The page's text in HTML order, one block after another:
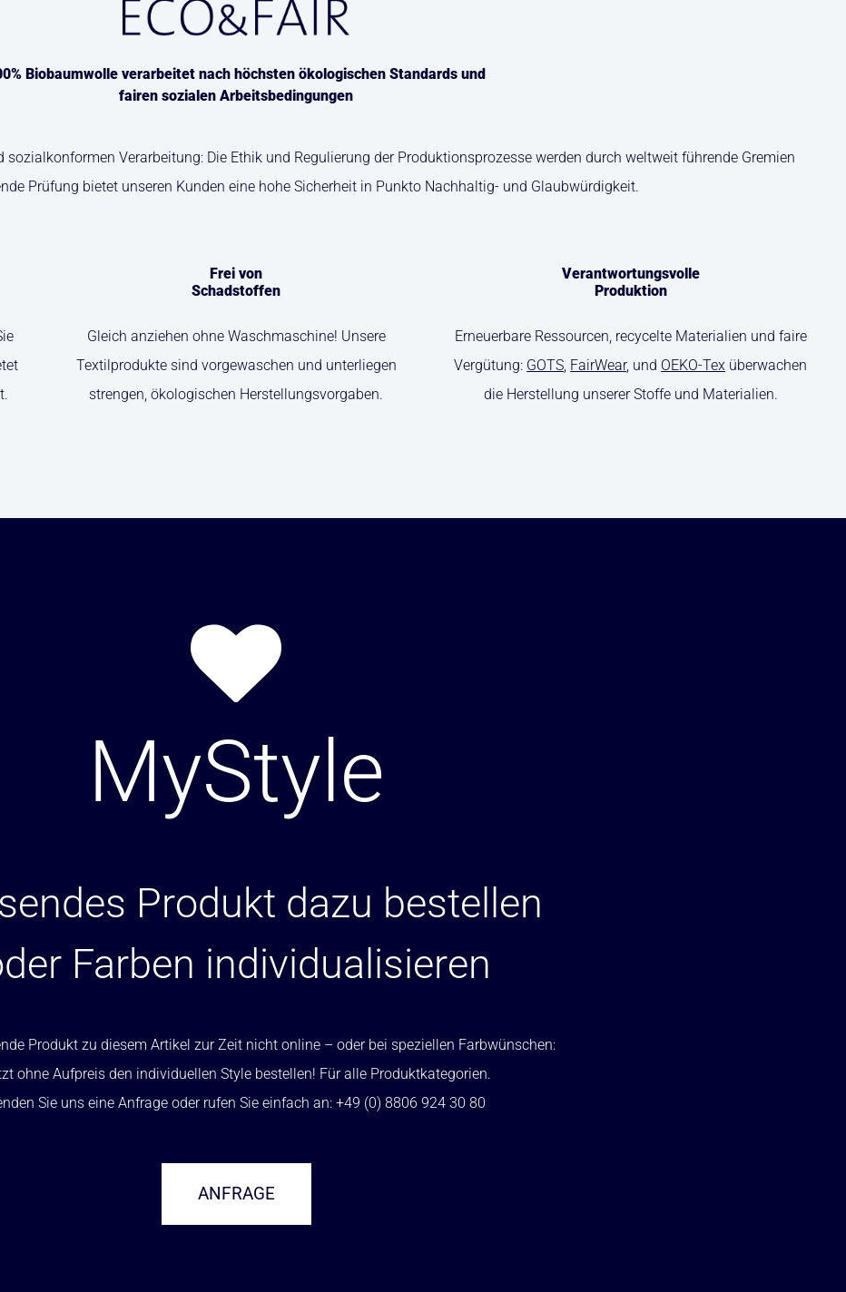
Biobaumwolle verarbeitet nach höchsten ökologischen Standards und
fairen sozialen Arbeitsbedingungen
Verarbeitung: Die Ethik und Regulierung der Produktionsprozesse werden durch weltweit führende Gremien
Prüfung bietet unseren Kunden eine hohe Sicherheit in Punkto Nachhaltig- und Glaubwürdigkeit.
Frei von
Schadstoffen
Gleich anziehen ohne Waschmaschine! Unsere
Textilprodukte sind vorgewaschen und unterliegen
strengen, ökologischen Herstellungsvorgaben.
Verantwortungsvolle
Produktion
Erneuerbare Ressourcen, recycelte Materialien und faire
Vergütung: GOTS, FairWear, und OEKO-Tex überwachen
die Herstellung unserer Stoffe und Materialien.
MyStyle
Produkt dazu bestellen
Farben individualisieren
Produkt zu diesem Artikel zur Zeit nicht online – oder bei speziellen Farbwünschen:
ohne Aufpreis den individuellen Style bestellen! Für alle Produktkategorien.
Sie uns eine Anfrage oder rufen Sie einfach an: +49 (0) 8806 924 30 80
ANFRAGE